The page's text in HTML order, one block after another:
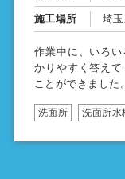
施工場所 埼
作業中に、いろ
かりやすく答え
ことができました。
洗面所 洗面所水